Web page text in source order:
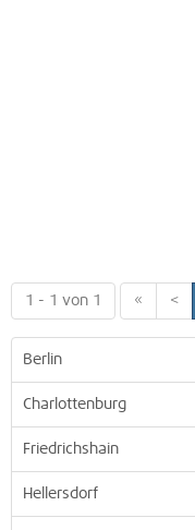
1 - 1 von 1 « <
Berlin
Charlottenburg
Friedrichshain
Hellersdorf